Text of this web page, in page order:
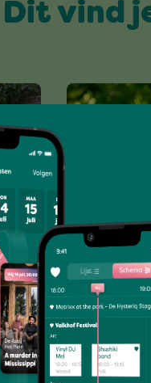
Dit vind
Talent tour: